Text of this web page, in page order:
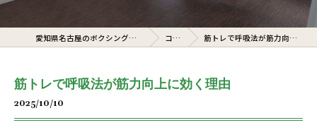
愛知県名古屋のボクシングジムならcerto コラム 筋トレで呼吸法が筋力向上に効く理由
筋トレで呼吸法が筋力向上に効く理由
2025/10/10